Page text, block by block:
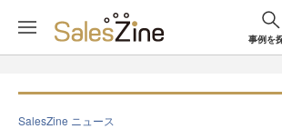
事例を
SalesZine ニュース